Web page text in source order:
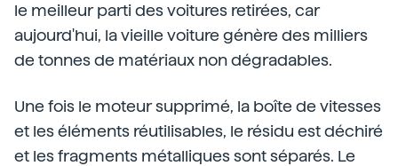
le meilleur parti des voitures retirées, car
aujourd'hui, la vieille voiture génère des milliers
de tonnes de matériaux non dégradables.
Une fois le moteur supprimé, la boîte de vitesses
et les éléments réutilisables, le résidu est déchiré
et les fragments métalliques sont séparés. Le